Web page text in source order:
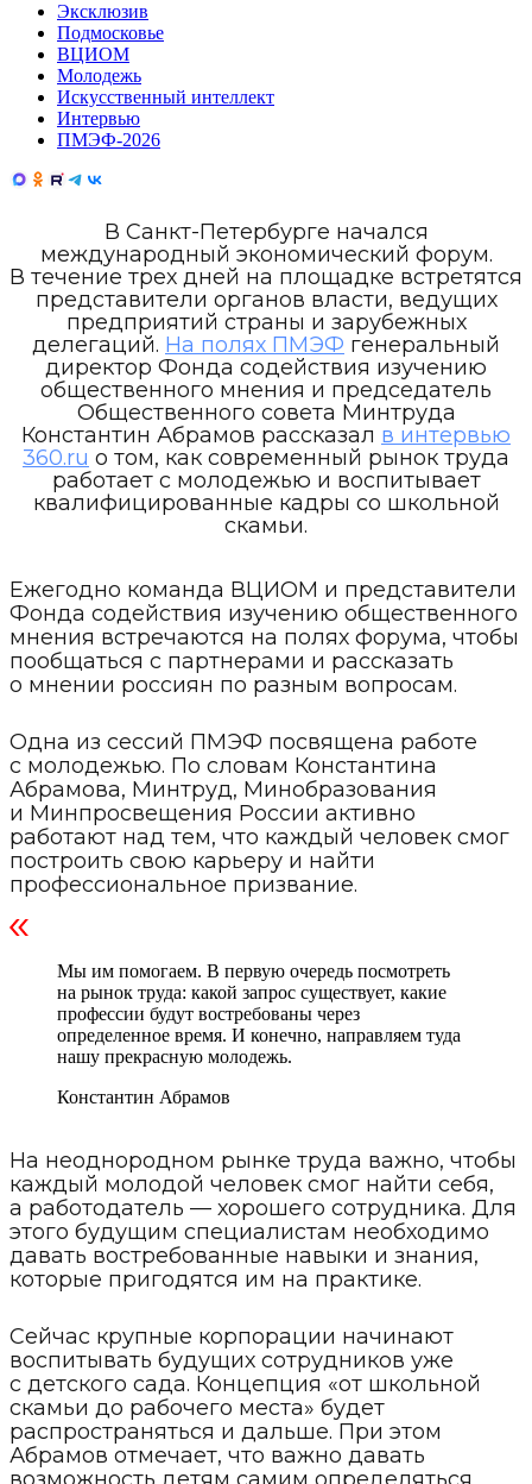
Эксклюзив
Подмосковье
ВЦИОМ
Молодежь
Искусственный интеллект
Интервью
ПМЭФ-2026
В Санкт-Петербурге начался
международный экономический форум.
В течение трех дней на площадке встретятся
представители органов власти, ведущих
предприятий страны и зарубежных
делегаций. На полях ПМЭФ генеральный
директор Фонда содействия изучению
общественного мнения и председатель
Общественного совета Минтруда
Константин Абрамов рассказал в интервью
360.ru о том, как современный рынок труда
работает с молодежью и воспитывает
квалифицированные кадры со школьной
скамьи.
Ежегодно команда ВЦИОМ и представители
Фонда содействия изучению общественного
мнения встречаются на полях форума, чтобы
пообщаться с партнерами и рассказать
о мнении россиян по разным вопросам.
Одна из сессий ПМЭФ посвящена работе
с молодежью. По словам Константина
Абрамова, Минтруд, Минобразования
и Минпросвещения России активно
работают над тем, что каждый человек смог
построить свою карьеру и найти
профессиональное призвание.
Мы им помогаем. В первую очередь посмотреть
на рынок труда: какой запрос существует, какие
профессии будут востребованы через
определенное время. И конечно, направляем туда
нашу прекрасную молодежь.
Константин Абрамов
На неоднородном рынке труда важно, чтобы
каждый молодой человек смог найти себя,
а работодатель — хорошего сотрудника. Для
этого будущим специалистам необходимо
давать востребованные навыки и знания,
которые пригодятся им на практике.
Сейчас крупные корпорации начинают
воспитывать будущих сотрудников уже
с детского сада. Концепция «от школьной
скамьи до рабочего места» будет
распространяться и дальше. При этом
Абрамов отмечает, что важно давать